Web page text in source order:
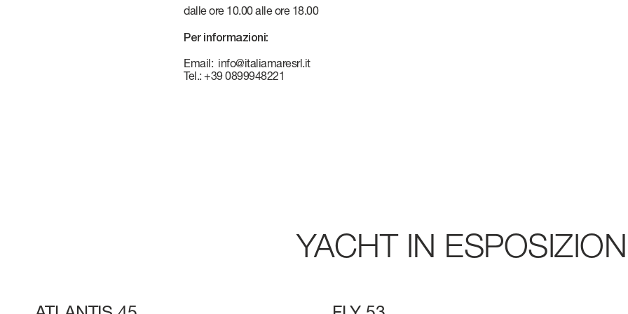
ATLANTIS
CONTATTI
LAVORA CON NOI
dalle ore 10.00 alle ore 18.00
Per informazioni:
Email: info@italiamaresrl.it
Tel.: +39 0899948221
YACHT IN